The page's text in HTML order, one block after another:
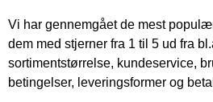
Vi har gennemgået de mest
dem med stjerner fra 1 til 5 ud fra
sortimentstørrelse, kundeservice,
betingelser, leveringsformer og